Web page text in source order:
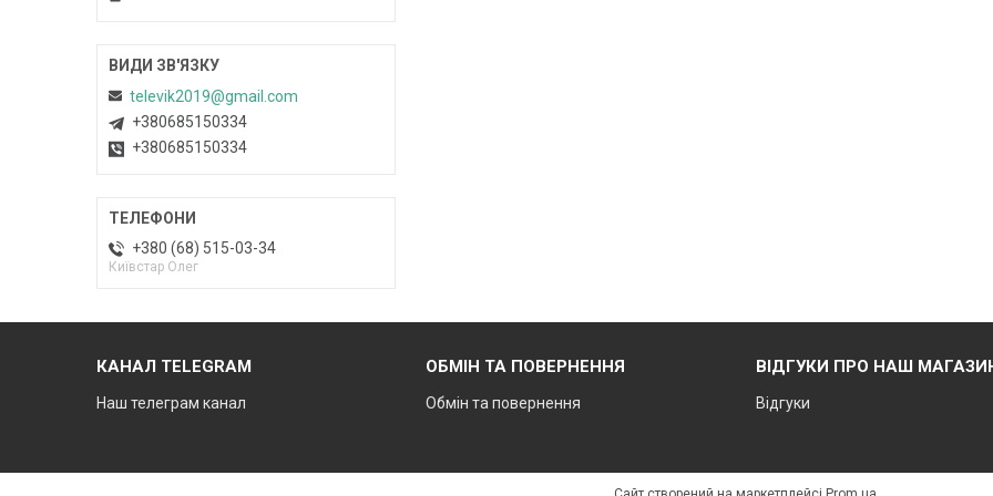
televik2019@gmail.com
+380685150334
+380685150334
+380 (68) 515-03-34
Київстар Олег
КАНАЛ TELEGRAM
Наш телеграм канал
ОБМІН ТА ПОВЕРНЕННЯ
Обмін та повернення
ВІДГУКИ ПРО НАШ
Відгуки